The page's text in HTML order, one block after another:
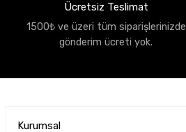
Ücretsiz Teslimat
1500₺ ve üzeri tüm siparişlerinizde
gönderim ücreti yok.
Kurumsal